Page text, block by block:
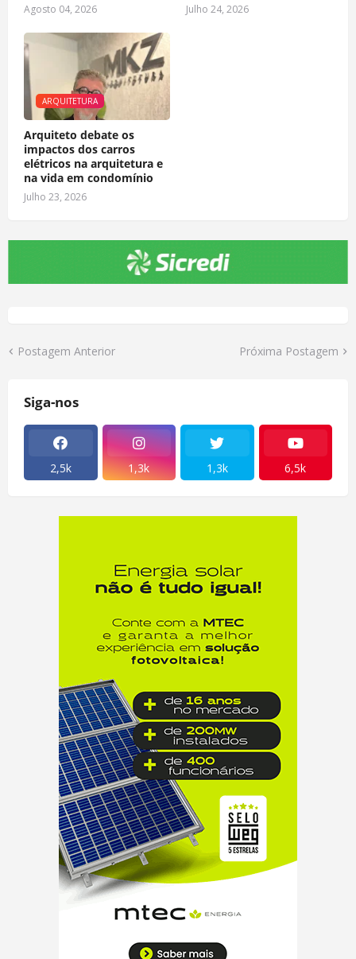
Agosto 04, 2026 Julho 24, 2026
ARQUITETURA
Arquiteto debate os
impactos dos carros
elétricos na arquitetura e
na vida em condomínio
Julho 23, 2026
Postagem Anterior Próxima Postagem
Siga-nos
2,5k 1,3k 1,3k 6,5k